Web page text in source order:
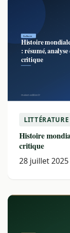
LITTÉRATURE
Histoire
critique
28 juillet 2025